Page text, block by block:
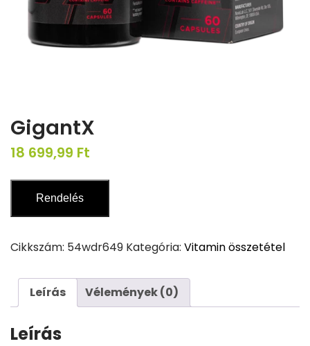
GigantX
18 699,99 Ft
Rendelés
Cikkszám: 54wdr649 Kategória: Vitamin összetétel
Leírás Vélemények (0)
Leírás